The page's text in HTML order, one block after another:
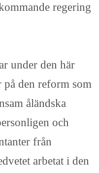
regering
under den här
på den reform som
åländska
och
från
arbetat i den